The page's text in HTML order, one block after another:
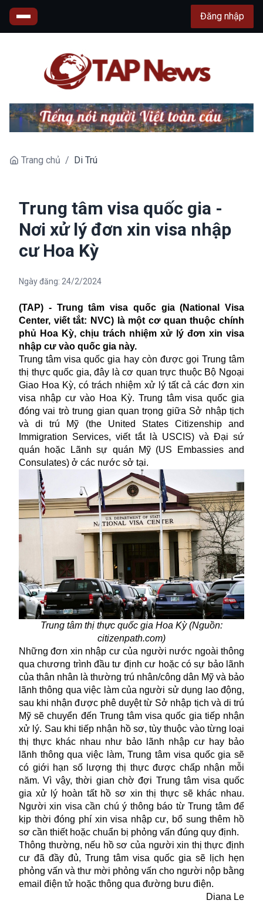
Đăng nhập
Trang chủ / Di Trú
Trung tâm visa quốc gia -
Nơi xử lý đơn xin visa nhập
cư Hoa Kỳ
Ngày đăng: 24/2/2024
(TAP) - Trung tâm visa quốc gia (National Visa
Center, viết tắt: NVC) là một cơ quan thuộc chính
phủ Hoa Kỳ, chịu trách nhiệm xử lý đơn xin visa
nhập cư vào quốc gia này.
Trung tâm visa quốc gia hay còn được gọi Trung tâm
thị thực quốc gia, đây là cơ quan trực thuộc Bộ Ngoại
Giao Hoa Kỳ, có trách nhiệm xử lý tất cả các đơn xin
visa nhập cư vào Hoa Kỳ. Trung tâm visa quốc gia
đóng vai trò trung gian quan trọng giữa Sở nhập tịch
và di trú Mỹ (the United States Citizenship and
Immigration Services, viết tắt là USCIS) và Đại sứ
quán hoặc Lãnh sự quán Mỹ (US Embassies and
Consulates) ở các nước sở tại.
Trung tâm thị thực quốc gia Hoa Kỳ (Nguồn:
citizenpath.com)
Những đơn xin nhập cư của người nước ngoài thông
qua chương trình đầu tư định cư hoặc có sự bảo lãnh
của thân nhân là thường trú nhân/công dân Mỹ và bảo
lãnh thông qua việc làm của người sử dụng lao động,
sau khi nhận được phê duyệt từ Sở nhập tịch và di trú
Mỹ sẽ chuyển đến Trung tâm visa quốc gia tiếp nhận
xử lý. Sau khi tiếp nhận hồ sơ, tùy thuộc vào từng loại
thị thực khác nhau như bảo lãnh nhập cư hay bảo
lãnh thông qua việc làm, Trung tâm visa quốc gia sẽ
có giới hạn số lượng thị thực được chấp nhận mỗi
năm. Vì vậy, thời gian chờ đợi Trung tâm visa quốc
gia xử lý hoàn tất hồ sơ xin thị thực sẽ khác nhau.
Người xin visa cần chú ý thông báo từ Trung tâm để
kịp thời đóng phí xin visa nhập cư, bổ sung thêm hồ
sơ cần thiết hoặc chuẩn bị phỏng vấn đúng quy định.
Thông thường, nếu hồ sơ của người xin thị thực định
cư đã đầy đủ, Trung tâm visa quốc gia sẽ lịch hẹn
phỏng vấn và thư mời phỏng vấn cho người nộp bằng
email điện tử hoặc thông qua đường bưu điện.
Diana Le